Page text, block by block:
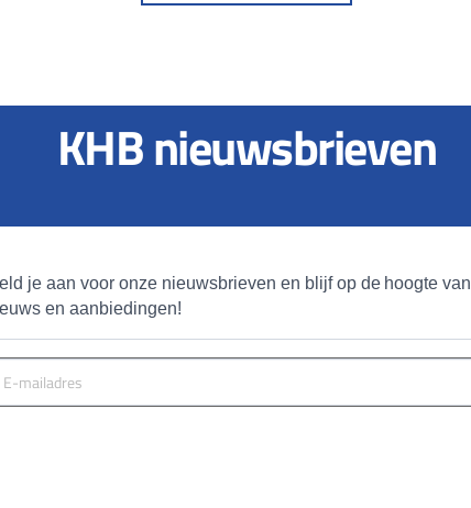
KHB nieuwsbrieven
je aan voor onze nieuwsbrieven en blijf op de hoogte van
en aanbiedingen!